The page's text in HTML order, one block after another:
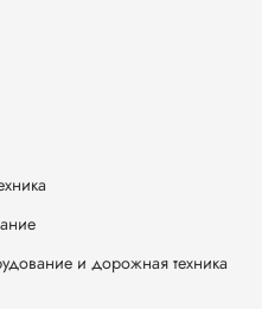
и дорожная техника